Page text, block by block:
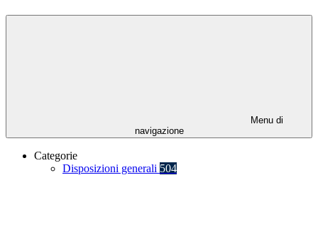
Menu di
navigazione
Categorie
Disposizioni generali 504